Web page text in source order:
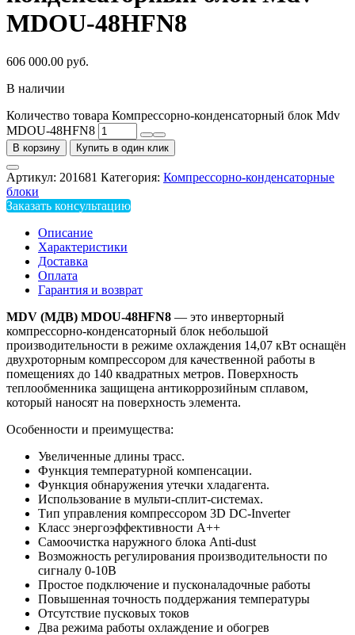
MDOU-48HFN8
606 000.00 руб.
В наличии
Количество товара Компрессорно-конденсаторный блок Mdv
MDOU-48HFN8
В корзину Купить в один клик
Артикул: 201681 Категория: Компрессорно-конденсаторные
блоки
Заказать консультацию
Описание
Характеристики
Доставка
Оплата
Гарантия и возврат
MDV (МДВ) MDOU-48HFN8 — это инверторный
компрессорно-конденсаторный блок небольшой
производительности в режиме охлаждения 14,07 кВт оснащён
двухроторным компрессором для качественной работы в
помещениях до 140 квадратных метров. Поверхность
теплообменника защищена антикоррозийным сплавом,
который наносят на поверхность элемента.
Особенности и преимущества:
Увеличенные длины трасс.
Функция температурной компенсации.
Функция обнаружения утечки хладагента.
Использование в мульти-сплит-системах.
Тип управления компрессором 3D DC-Inverter
Класс энергоэффективности A++
Самоочистка наружного блока Anti-dust
Возможность регулирования производительности по
сигналу 0-10В
Простое подключение и пусконаладочные работы
Повышенная точность поддержания температуры
Отсутствие пусковых токов
Два режима работы охлаждение и обогрев